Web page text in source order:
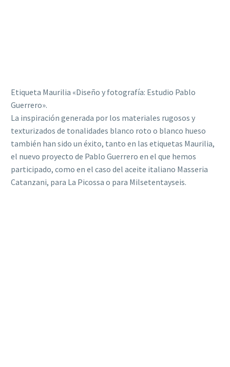
Etiqueta Maurilia «Diseño y fotografía: Estudio Pablo
Guerrero».
La inspiración generada por los materiales rugosos y
texturizados de tonalidades blanco roto o blanco hueso
también han sido un éxito, tanto en las etiquetas Maurilia,
el nuevo proyecto de Pablo Guerrero en el que hemos
participado, como en el caso del aceite italiano Masseria
Catanzani, para La Picossa o para Milsetentayseis.